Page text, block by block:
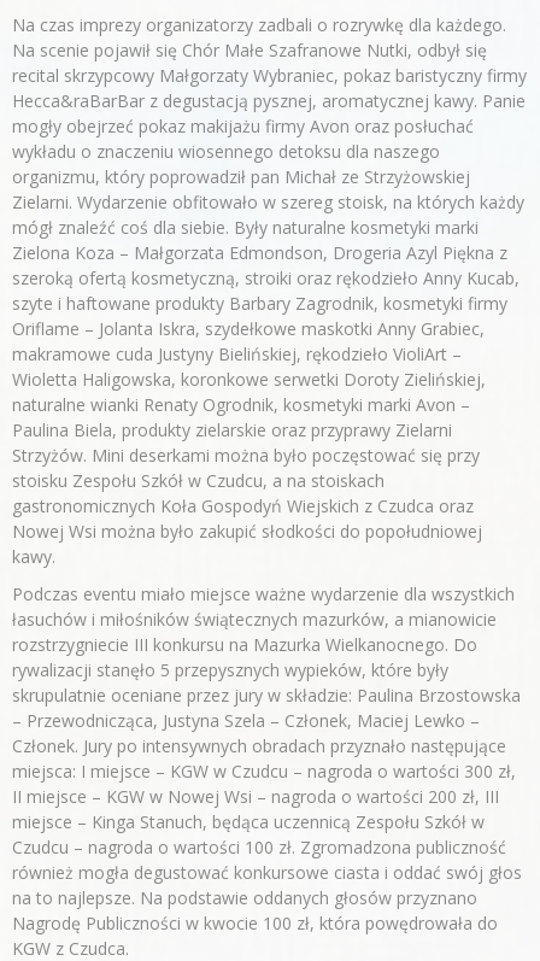
Na czas imprezy organizatorzy zadbali o rozrywkę dla każdego.
Na scenie pojawił się Chór Małe Szafranowe Nutki, odbył się
recital skrzypcowy Małgorzaty Wybraniec, pokaz baristyczny firmy
Hecca&raBarBar z degustacją pysznej, aromatycznej kawy. Panie
mogły obejrzeć pokaz makijażu firmy Avon oraz posłuchać
wykładu o znaczeniu wiosennego detoksu dla naszego
organizmu, który poprowadził pan Michał ze Strzyżowskiej
Zielarni. Wydarzenie obfitowało w szereg stoisk, na których każdy
mógł znaleźć coś dla siebie. Były naturalne kosmetyki marki
Zielona Koza – Małgorzata Edmondson, Drogeria Azyl Piękna z
szeroką ofertą kosmetyczną, stroiki oraz rękodzieło Anny Kucab,
szyte i haftowane produkty Barbary Zagrodnik, kosmetyki firmy
Oriflame – Jolanta Iskra, szydełkowe maskotki Anny Grabiec,
makramowe cuda Justyny Bielińskiej, rękodzieło VioliArt –
Wioletta Haligowska, koronkowe serwetki Doroty Zielińskiej,
naturalne wianki Renaty Ogrodnik, kosmetyki marki Avon –
Paulina Biela, produkty zielarskie oraz przyprawy Zielarni
Strzyżów. Mini deserkami można było poczęstować się przy
stoisku Zespołu Szkół w Czudcu, a na stoiskach
gastronomicznych Koła Gospodyń Wiejskich z Czudca oraz
Nowej Wsi można było zakupić słodkości do popołudniowej
kawy.
Podczas eventu miało miejsce ważne wydarzenie dla wszystkich
łasuchów i miłośników świątecznych mazurków, a mianowicie
rozstrzygniecie III konkursu na Mazurka Wielkanocnego. Do
rywalizacji stanęło 5 przepysznych wypieków, które były
skrupulatnie oceniane przez jury w składzie: Paulina Brzostowska
– Przewodnicząca, Justyna Szela – Członek, Maciej Lewko –
Członek. Jury po intensywnych obradach przyznało następujące
miejsca: I miejsce – KGW w Czudcu – nagroda o wartości 300 zł,
II miejsce – KGW w Nowej Wsi – nagroda o wartości 200 zł, III
miejsce – Kinga Stanuch, będąca uczennicą Zespołu Szkół w
Czudcu – nagroda o wartości 100 zł. Zgromadzona publiczność
również mogła degustować konkursowe ciasta i oddać swój głos
na to najlepsze. Na podstawie oddanych głosów przyznano
Nagrodę Publiczności w kwocie 100 zł, która powędrowała do
KGW z Czudca.